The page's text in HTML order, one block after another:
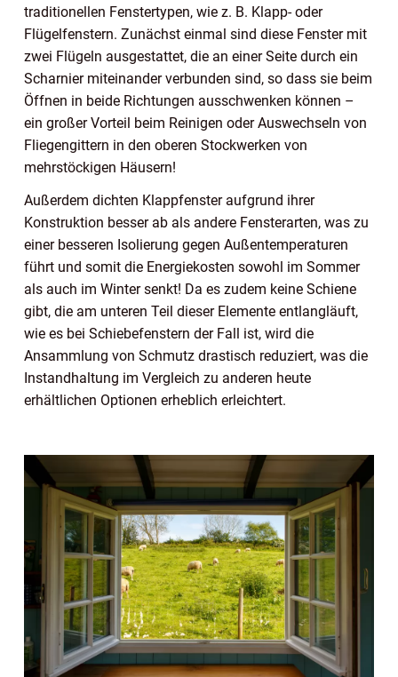
traditionellen Fenstertypen, wie z. B. Klapp- oder
Flügelfenstern. Zunächst einmal sind diese Fenster mit
zwei Flügeln ausgestattet, die an einer Seite durch ein
Scharnier miteinander verbunden sind, so dass sie beim
Öffnen in beide Richtungen ausschwenken können –
ein großer Vorteil beim Reinigen oder Auswechseln von
Fliegengittern in den oberen Stockwerken von
mehrstöckigen Häusern!
Außerdem dichten Klappfenster aufgrund ihrer
Konstruktion besser ab als andere Fensterarten, was zu
einer besseren Isolierung gegen Außentemperaturen
führt und somit die Energiekosten sowohl im Sommer
als auch im Winter senkt! Da es zudem keine Schiene
gibt, die am unteren Teil dieser Elemente entlangläuft,
wie es bei Schiebefenstern der Fall ist, wird die
Ansammlung von Schmutz drastisch reduziert, was die
Instandhaltung im Vergleich zu anderen heute
erhältlichen Optionen erheblich erleichtert.